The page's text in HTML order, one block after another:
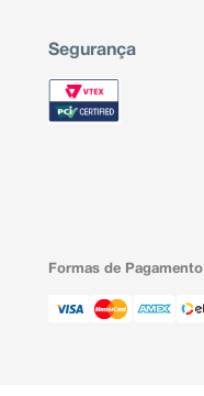
Segurança
Formas de Pagamento